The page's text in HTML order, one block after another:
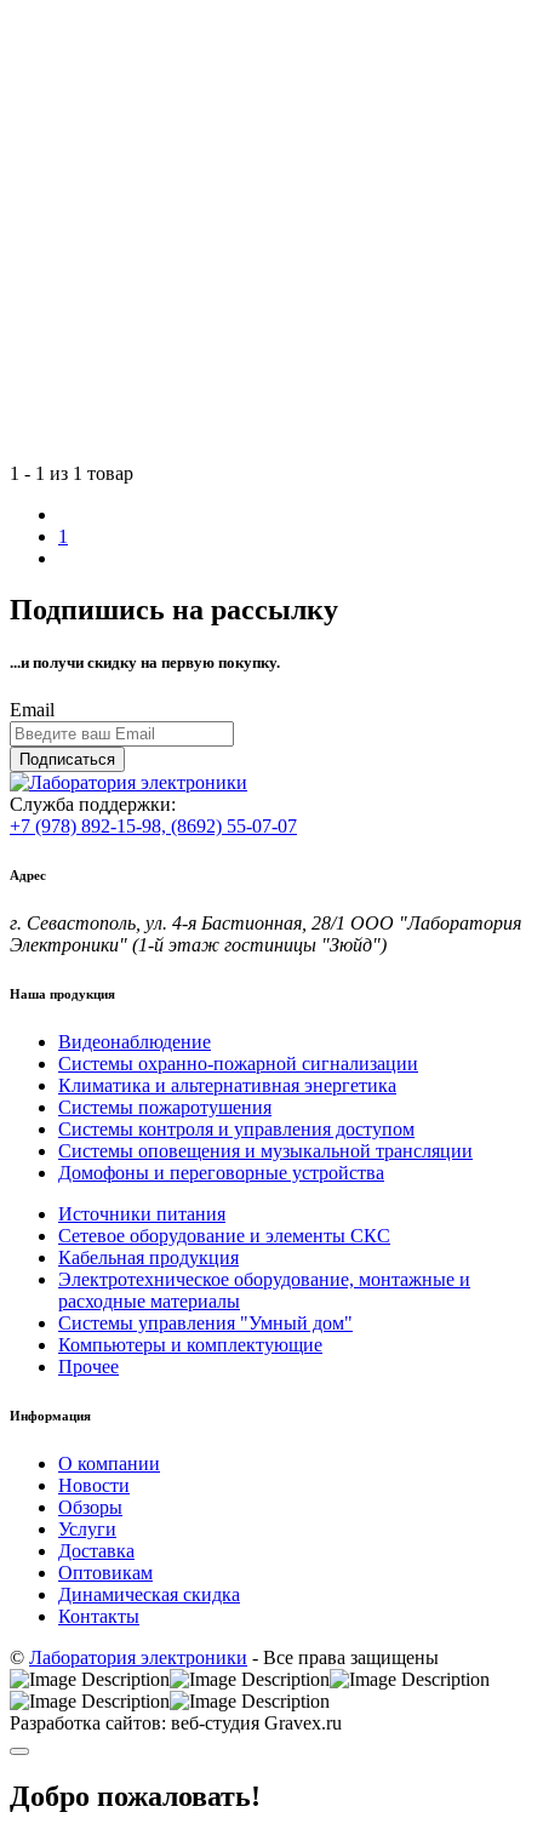
1 - 1 из 1 товар
1
Подпишись на рассылку
...и получи скидку на первую покупку.
Email
Подписаться
Служба поддержки:
+7 (978) 892-15-98, (8692) 55-07-07
Адрес
г. Севастополь, ул. 4-я Бастионная, 28/1 ООО "Лаборатория
Электроники" (1-й этаж гостиницы "Зюйд")
Наша продукция
Видеонаблюдение
Системы охранно-пожарной сигнализации
Климатика и альтернативная энергетика
Системы пожаротушения
Системы контроля и управления доступом
Системы оповещения и музыкальной трансляции
Домофоны и переговорные устройства
Источники питания
Сетевое оборудование и элементы СКС
Кабельная продукция
Электротехническое оборудование, монтажные и
расходные материалы
Системы управления "Умный дом"
Компьютеры и комплектующие
Прочее
Информация
О компании
Новости
Обзоры
Услуги
Доставка
Оптовикам
Динамическая скидка
Контакты
© Лаборатория электроники - Все права защищены
Разработка сайтов: веб-студия Gravex.ru
Добро пожаловать!